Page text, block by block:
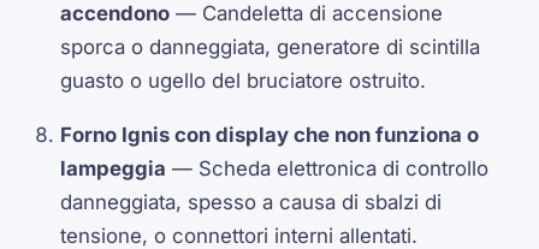
accendono — Candeletta di accensione
sporca o danneggiata, generatore di scintilla
guasto o ugello del bruciatore ostruito.
Forno Ignis con display che non funziona o
lampeggia — Scheda elettronica di controllo
danneggiata, spesso a causa di sbalzi di
tensione, o connettori interni allentati.